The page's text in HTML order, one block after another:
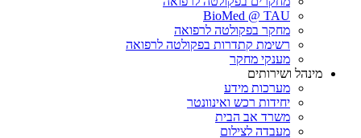
BioMed @ TAU
מחקר בפקולטה לרפואה
רשימת קתדרות בפקולטה לרפואה
מענקי מחקר
מינהל ושירותים
מערכות מידע
יחידות רכש ואינוונטר
משרד אב הבית
מעבדה לצילום